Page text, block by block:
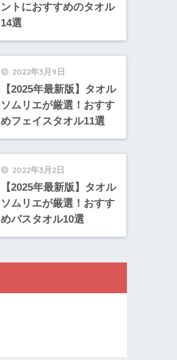
ントにおすすめのタオル
14選
2022年3月9日
【2025年最新版】タオル
ソムリエが厳選！おすす
めフェイスタオル11選
2022年3月2日
【2025年最新版】タオル
ソムリエが厳選！おすす
めバスタオル10選